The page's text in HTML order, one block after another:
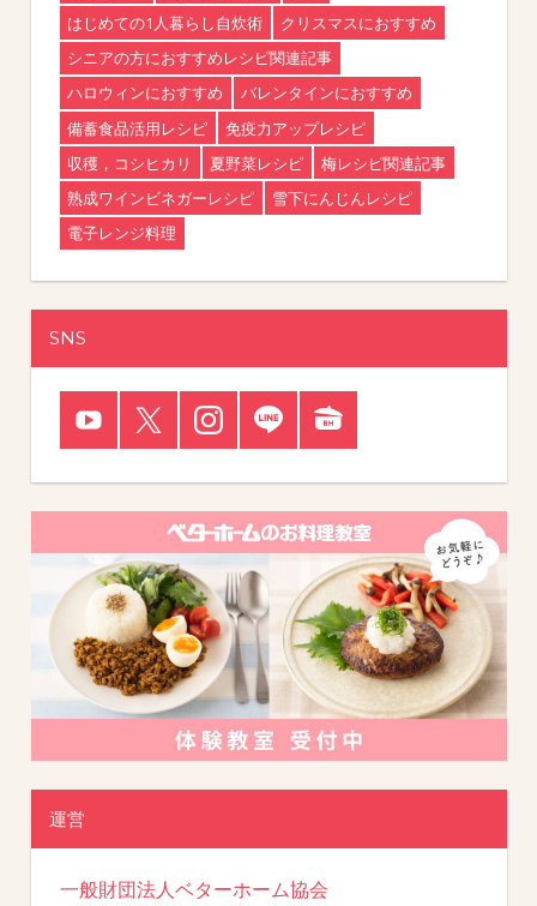
はじめての1人暮らし自炊術
クリスマスにおすすめ
シニアの方におすすめレシピ関連記事
ハロウィンにおすすめ
バレンタインにおすすめ
備蓄食品活用レシピ
免疫力アップレシピ
収穫，コシヒカリ
夏野菜レシピ
梅レシピ関連記事
熟成ワインビネガーレシピ
雪下にんじんレシピ
電子レンジ料理
SNS
運営
一般財団法人ベターホーム協会